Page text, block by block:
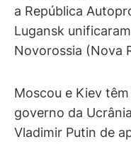
a República
Lugansk
Novorossia (Nova
Moscou e Kiev
governo da
Vladimir Putin de